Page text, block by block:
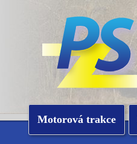
Motorová trakce